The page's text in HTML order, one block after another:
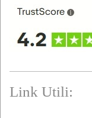
Link Utili: